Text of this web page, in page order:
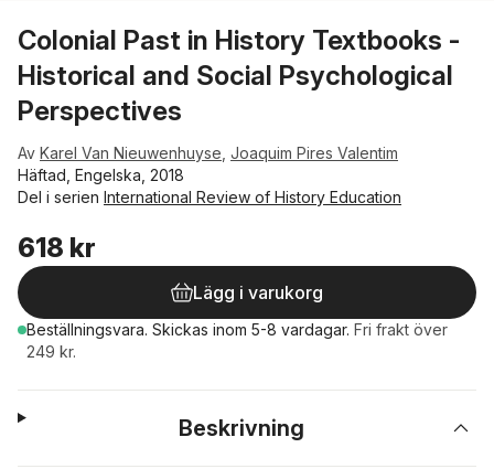
Colonial Past in History Textbooks -
Historical and Social Psychological
Perspectives
Av Karel Van Nieuwenhuyse Joaquim Pires Valentim
Häftad, Engelska, 2018
Del i serien International Review of History Education
618 kr
Lägg i varukorg
Beställningsvara. Skickas inom 5-8 vardagar. Fri frakt över
249 kr.
Beskrivning